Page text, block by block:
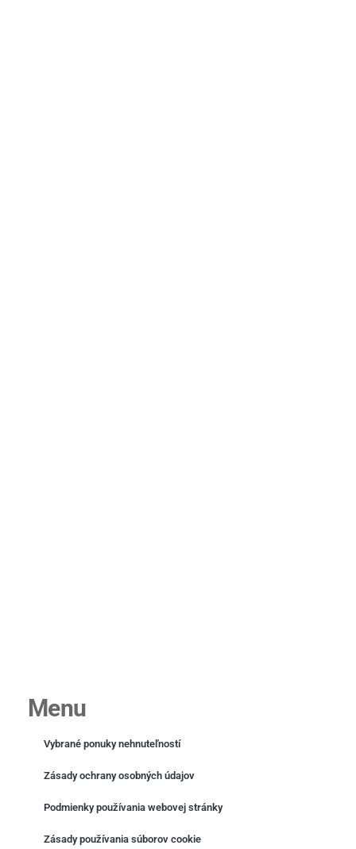
Menu
Vybrané ponuky nehnuteľností
Zásady ochrany osobných údajov
Podmienky používania webovej stránky
Zásady používania súborov cookie